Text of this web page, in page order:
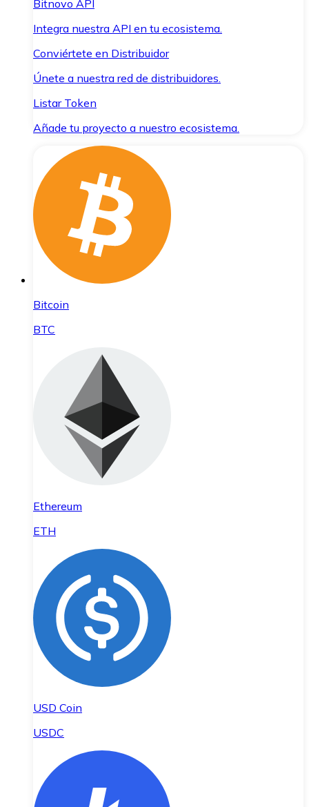
Bitnovo API
Integra nuestra API en tu ecosistema.
Conviértete en Distribuidor
Únete a nuestra red de distribuidores.
Listar Token
Añade tu proyecto a nuestro ecosistema.
Bitcoin
BTC
Ethereum
ETH
USD Coin
USDC